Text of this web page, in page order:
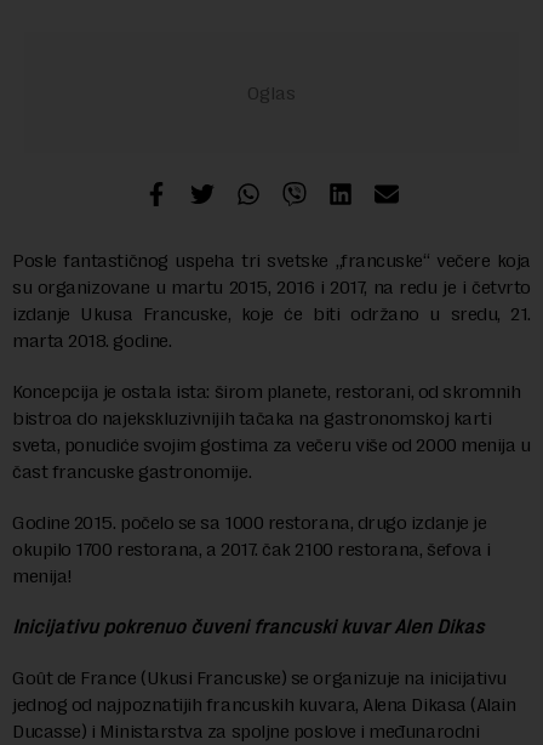
Posle fantastičnog uspeha tri svetske „francuske“ večere koja
su organizovane u martu 2015, 2016 i 2017, na redu je i četvrto
izdanje Ukusa Francuske, koje će biti održano u sredu, 21.
marta 2018. godine.
Koncepcija je ostala ista: širom planete, restorani, od skromnih
bistroa do najekskluzivnijih tačaka na gastronomskoj karti
sveta, ponudiće svojim gostima za večeru više od 2000 menija u
čast francuske gastronomije.
Godine 2015. počelo se sa 1000 restorana, drugo izdanje je
okupilo 1700 restorana, a 2017. čak 2100 restorana, šefova i
menija!
Inicijativu pokrenuo čuveni francuski kuvar Alen Dikas
Goût de France (Ukusi Francuske) se organizuje na inicijativu
jednog od najpoznatijih francuskih kuvara, Alena Dikasa (Alain
Ducasse) i Ministarstva za spoljne poslove i međunarodni